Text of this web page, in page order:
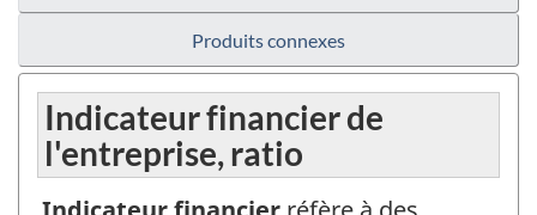
Produits connexes
Indicateur financier de
l'entreprise, ratio